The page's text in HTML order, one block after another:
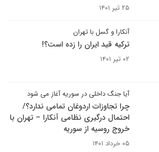
۲۵ تیر ۱۴۰۱
آنکارا و گسل با تهران
ترکیه قید ایران را زده است؟!
۰۲ تیر ۱۴۰۱
آیا جنگ داخلی در سوریه آغاز می شود
چرا تجاوزات اردوغان تمامی ندارد؟/
احتمال درگیری نظامی آنکارا – تهران با
خروج روسیه از سوریه
۰۵ خرداد ۱۴۰۱